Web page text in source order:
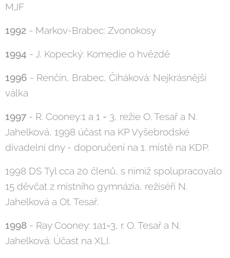
MJF
1992 - Markov-Brabec: Zvonokosy
1994 - J. Kopecký: Komedie o hvězdě
1996 - Renčín, Brabec, Čiháková: Nejkrásnější
válka
1997 - R. Cooney:1 a 1 = 3, režie O. Tesař a N.
Jahelková, 1998 účast na KP Vyšebrodské
divadelní dny - doporučení na 1. místě na KDP.
1998 DS Tyl cca 20 členů, s nimiž spolupracovalo
15 děvčat z místního gymnázia, režiséři N.
Jahelková a Ot. Tesař.
1998 - Ray Cooney: 1a1=3, r. O. Tesař a N.
Jahelková. Účast na XLI.